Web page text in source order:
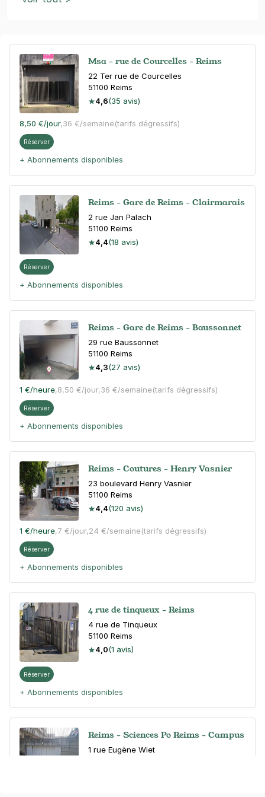
Msa - rue de Courcelles - Reims
22 Ter rue de Courcelles
51100 Reims
4,6(35 avis)
8,50 €/jour,36 €/semaine(tarifs dégressifs)
Réserver
+ Abonnements disponibles
Reims - Gare de Reims - Clairmarais
2 rue Jan Palach
51100 Reims
4,4(18 avis)
Réserver
+ Abonnements disponibles
Reims - Gare de Reims - Baussonnet
29 rue Baussonnet
51100 Reims
4,3(27 avis)
1 €/heure,8,50 €/jour,36 €/semaine(tarifs dégressifs)
Réserver
+ Abonnements disponibles
Reims - Coutures - Henry Vasnier
23 boulevard Henry Vasnier
51100 Reims
4,4(120 avis)
1 €/heure,7 €/jour,24 €/semaine(tarifs dégressifs)
Réserver
+ Abonnements disponibles
4 rue de tinqueux - Reims
4 rue de Tinqueux
51100 Reims
4,0(1 avis)
Réserver
+ Abonnements disponibles
Reims - Sciences Po Reims - Campus
1 rue Eugène Wiet